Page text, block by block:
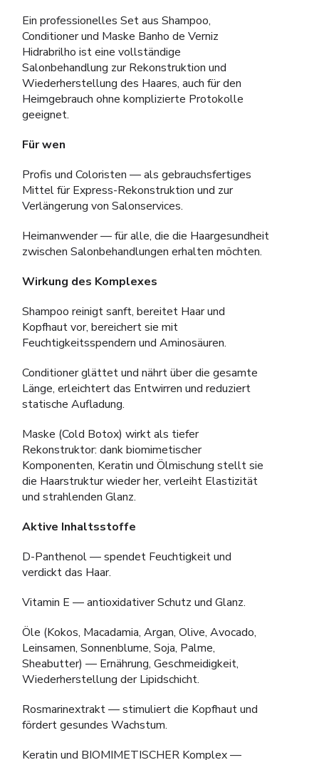
Ein professionelles Set aus Shampoo,
Conditioner und Maske Banho de Verniz
Hidrabrilho ist eine vollständige
Salonbehandlung zur Rekonstruktion und
Wiederherstellung des Haares, auch für den
Heimgebrauch ohne komplizierte Protokolle
geeignet.
Für wen
Profis und Coloristen — als gebrauchsfertiges
Mittel für Express-Rekonstruktion und zur
Verlängerung von Salonservices.
Heimanwender — für alle, die die Haargesundheit
zwischen Salonbehandlungen erhalten möchten.
Wirkung des Komplexes
Shampoo reinigt sanft, bereitet Haar und
Kopfhaut vor, bereichert sie mit
Feuchtigkeitsspendern und Aminosäuren.
Conditioner glättet und nährt über die gesamte
Länge, erleichtert das Entwirren und reduziert
statische Aufladung.
Maske (Cold Botox) wirkt als tiefer
Rekonstruktor: dank biomimetischer
Komponenten, Keratin und Ölmischung stellt sie
die Haarstruktur wieder her, verleiht Elastizität
und strahlenden Glanz.
Aktive Inhaltsstoffe
D-Panthenol — spendet Feuchtigkeit und
verdickt das Haar.
Vitamin E — antioxidativer Schutz und Glanz.
Öle (Kokos, Macadamia, Argan, Olive, Avocado,
Leinsamen, Sonnenblume, Soja, Palme,
Sheabutter) — Ernährung, Geschmeidigkeit,
Wiederherstellung der Lipidschicht.
Rosmarinextrakt — stimuliert die Kopfhaut und
fördert gesundes Wachstum.
Keratin und BIOMIMETISCHER Komplex —